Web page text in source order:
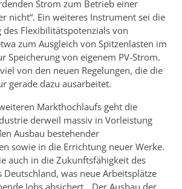
Strom zum Betrieb einer
nicht“. Ein weiteres Instrument sei die
Flexibilitätspotenzials von
zum Ausgleich von Spitzenlasten im
Speicherung von eigenem PV-Strom.
von den neuen Regelungen, die die
gerade dazu ausarbeitet.
Markthochlaufs geht die
derweil massiv in Vorleistung
Ausbau bestehender
sowie in die Errichtung neuer Werke.
auch in die Zukunftsfähigkeit des
was neue Arbeitsplätze